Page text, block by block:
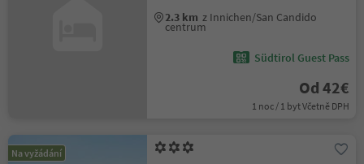
2.3 km z Innichen/San Candido
centrum
Südtirol Guest Pass
Od 42€
1 noc / 1 byt Včetně DPH
Na vyžádání